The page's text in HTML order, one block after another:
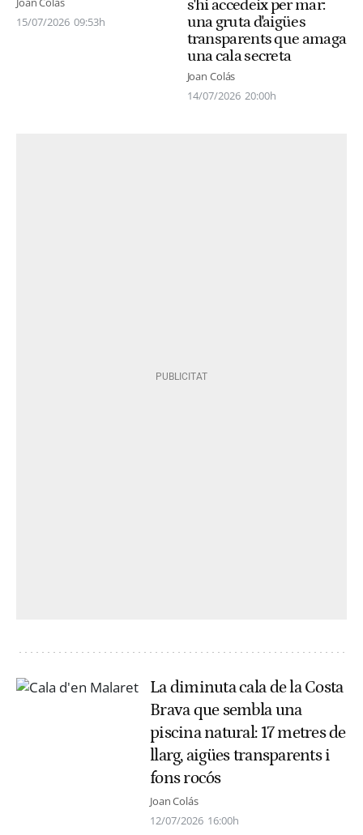
15/07/2026 09:53h
s'hi accedeix per mar:
una gruta d'aigües
transparents que amaga
una cala secreta
Joan Colás
14/07/2026 20:00h
La diminuta cala de la Costa
Brava que sembla una
piscina natural: 17 metres de
llarg, aigües transparents i
fons rocós
Joan Colás
12/07/2026 16:00h